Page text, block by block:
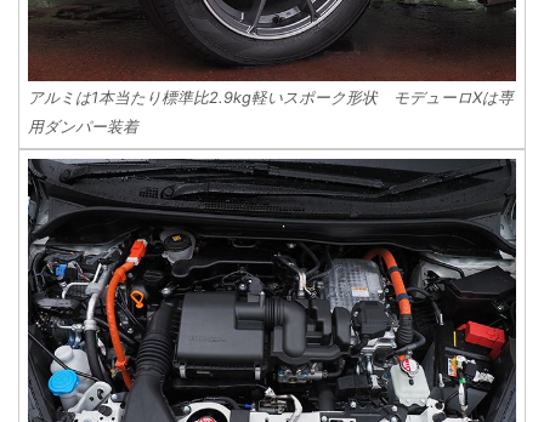
アルミは1本当たり標準比2.9kg軽いスポーク形状 モデューロXは専
用ダンパー装着